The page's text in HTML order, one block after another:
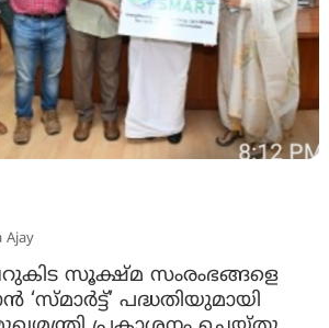
Ajay
സൂക്ഷ്മ സംരംഭങ്ങളെ
‘സ്മാര്‍ട്ട്’ പദ്ധതിയുമായി